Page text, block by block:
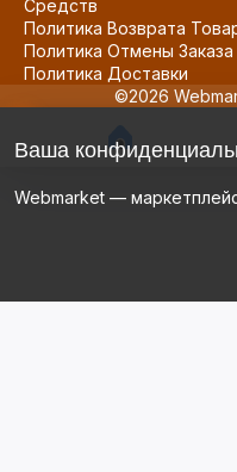
Средств
Политика Возврата
Политика Отмены Заказа
Политика Доставки
©2026
Ваша
Webmarket —